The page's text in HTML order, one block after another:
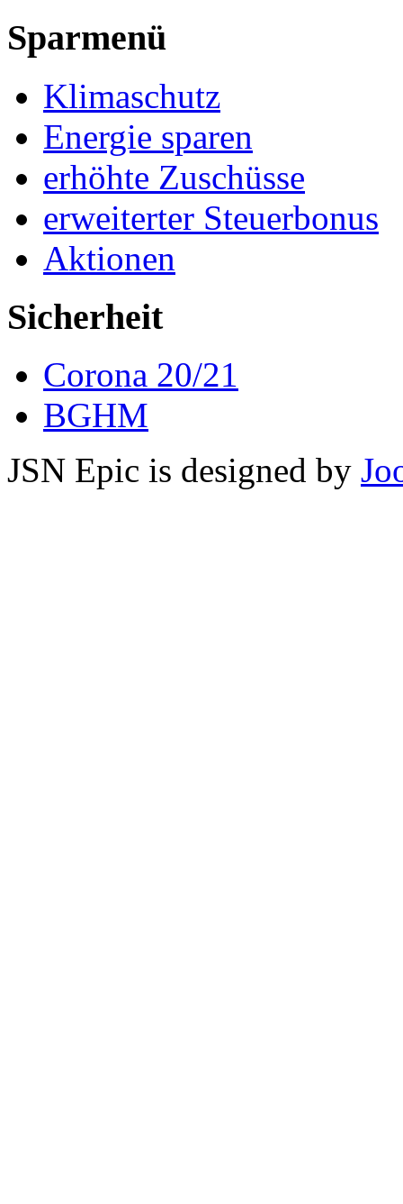
Sparmenü
Klimaschutz
Energie sparen
erhöhte Zuschüsse
erweiterter Steuerbonus
Aktionen
Sicherheit
Corona 20/21
BGHM
JSN Epic is designed by